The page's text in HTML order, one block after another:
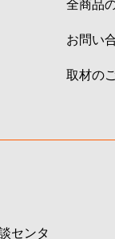
全商品
お問い
取材の
センタ